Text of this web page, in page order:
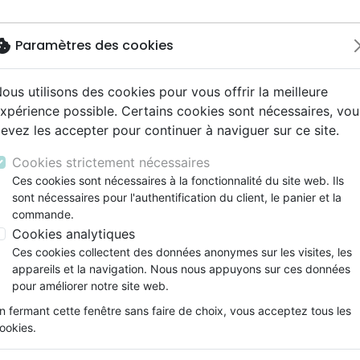
NouveautésBibles
Testaments
Etude biblique
Segond 21
Segond
NEG
Livres
Bandes dessinées
Famille, couple
Souffrance, Relation d'aide
Santé
eBooks
Couple
Découverte de la foi
Méditations
Souffrance, Relation d'aide
Psychologie
Jeunesse
ans
Adolescents, jeunes
Bibles jeunesse
Latino, Folk
Soul
Rap, Hip-hop
Instrumental
Louange, Adoration
Hardrock, Métal
animés
conférences
Films, fiction
Documentaires, reportages
Jeux
Accessoires de Bible
Papeterie
suis-je sur terre?
Pourquoi suis-je sur terre?
Référence
Description Détails du produit
Vous n’êtes pas là par hasard !
Paramètres des cookies
utilisons des cookies pour vous offrir la meilleure
possible. Certains cookies sont nécessaires,
les accepter pour continuer à naviguer sur ce site.
Cookies strictement nécessaires
Ces cookies sont nécessaires à la fonctionnalité du site web. Ils
sont nécessaires pour l'authentification du client, le panier et la
commande.
Cookies analytiques
Ces cookies collectent des données anonymes sur les visites, les
appareils et la navigation. Nous nous appuyons sur ces données
pour améliorer notre site web.
fermant cette fenêtre sans faire de choix, vous acceptez tous les